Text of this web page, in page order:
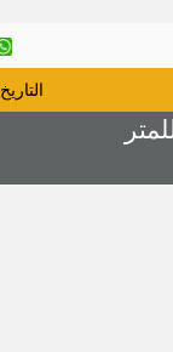
التاريخ